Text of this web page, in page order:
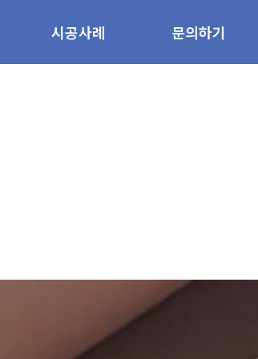
시공사례 문의하기